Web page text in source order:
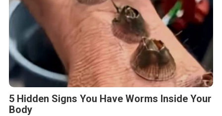
5 Hidden Signs You Have Worms Inside Your
Body